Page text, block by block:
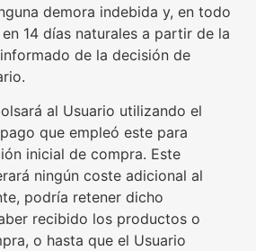
demora indebida y, en todo
14 días naturales a partir de la
de la decisión de
al Usuario utilizando el
que empleó este para
inicial de compra. Este
ningún coste adicional al
podría retener dicho
recibido los productos o
o hasta que el Usuario